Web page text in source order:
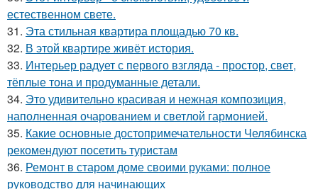
естественном свете.
31. Эта стильная квартира площадью 70 кв.
32. В этой квартире живёт история.
33. Интерьер радует с первого взгляда - простор, свет,
тёплые тона и продуманные детали.
34. Это удивительно красивая и нежная композиция,
наполненная очарованием и светлой гармонией.
35. Какие основные достопримечательности Челябинска
рекомендуют посетить туристам
36. Ремонт в старом доме своими руками: полное
руководство для начинающих